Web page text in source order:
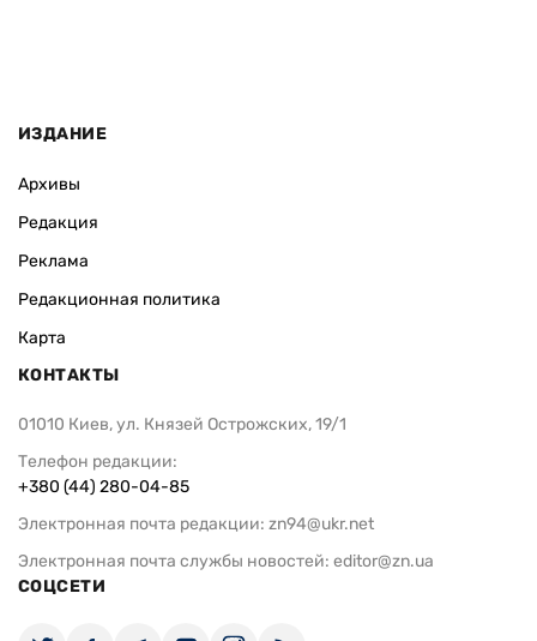
ИЗДАНИЕ
Архивы
Редакция
Реклама
Редакционная политика
Карта
КОНТАКТЫ
01010 Киев, ул. Князей Острожских, 19/1
Телефон редакции:
+380 (44) 280-04-85
Электронная почта редакции: zn94@ukr.net
Электронная почта службы новостей: editor@zn.ua
СОЦСЕТИ